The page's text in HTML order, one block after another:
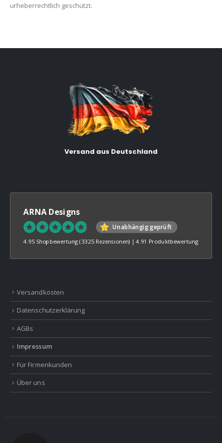
urheberrechtlich geschützt.
Versand aus Deutschland
ARNA Designs
Unabhängig geprüft
4.95 Shopbewertung (3325 Rezensionen) |4.91 Produktbewertung
Versandkosten
Datenschutzerklärung
AGBs
Impressum
Für Firmenkunden
Über uns